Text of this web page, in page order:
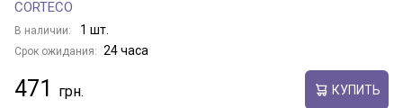
CORTECO
В наличии: 1 шт.
Срок ожидания: 24 часа
471 КУПИТЬ